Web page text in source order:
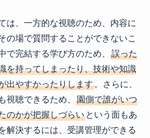
は、一方的な視聴のため、内容に
の場で質問することができないこ
で完結する学び方のため、
誤った
を持ってしまったり、技術や知識
出やすかったりします。さらに、
視聴できるため、
園側で誰がいつ
のかが把握しづらいという面もあ
解決するには、受講管理ができる